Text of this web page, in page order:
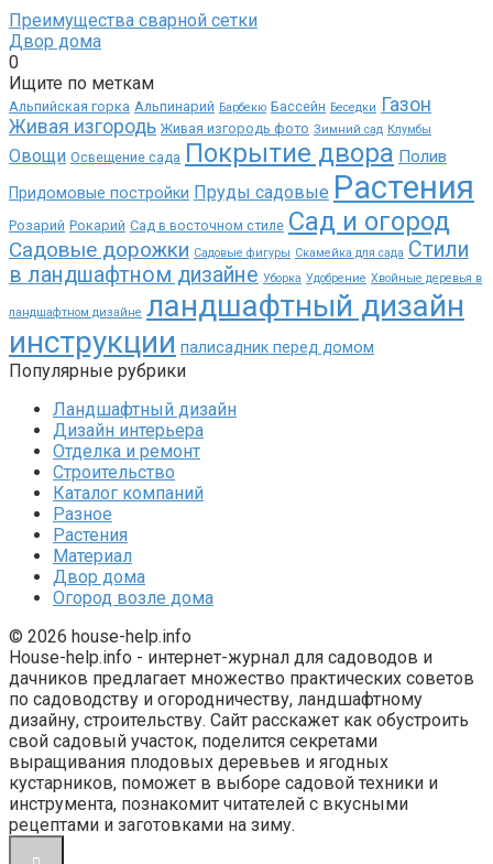
Преимущества сварной сетки
Двор дома
0
Ищите по меткам
Альпийская горка Альпинарий Барбекю Бассейн Беседки Газон
Живая изгородь Живая изгородь фото Зимний сад Клумбы
Овощи Освещение сада Покрытие двора Полив
Придомовые постройки Пруды садовые Растения
Розарий Рокарий Сад в восточном стиле Сад и огород
Садовые дорожки Садовые фигуры Скамейка для сада Стили
в ландшафтном дизайне Уборка Удобрение Хвойные деревья в
ландшафтном дизайне ландшафтный дизайн
инструкции палисадник перед домом
Популярные рубрики
Ландшафтный дизайн
Дизайн интерьера
Отделка и ремонт
Строительство
Каталог компаний
Разное
Растения
Материал
Двор дома
Огород возле дома
© 2026 house-help.info
House-help.info - интернет-журнал для садоводов и
дачников предлагает множество практических советов
по садоводству и огородничеству, ландшафтному
дизайну, строительству. Сайт расскажет как обустроить
свой садовый участок, поделится секретами
выращивания плодовых деревьев и ягодных
кустарников, поможет в выборе садовой техники и
инструмента, познакомит читателей с вкусными
рецептами и заготовками на зиму.